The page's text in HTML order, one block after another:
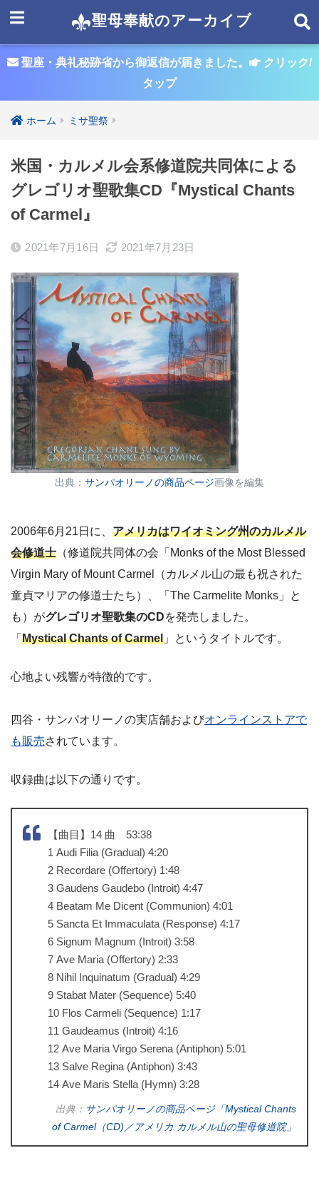
聖母奉献のアーカイブ
聖座・典礼秘跡省から御返信が届きました。
クリック/
タップ
ホーム ミサ聖祭
米国・カルメル会系修道院共同体による
グレゴリオ聖歌集CD『Mystical Chants
of Carmel』
2021年7月16日 2021年7月23日
出典： サンパオリーノの商品ページ画像を編集
2006年6月21日に、 アメリカはワイオミング州のカルメル
会修道士 （修道院共同体の会「Monks of the Most Blessed
Virgin Mary of Mount Carmel（カルメル山の最も祝された
童貞マリアの修道士たち）、「The Carmelite Monks」と
も）がグレゴリオ聖歌集のCDを発売しました。
「 Mystical Chants of Carmel 」というタイトルです。
心地よい残響が特徴的です。
四谷・サンパオリーノの実店舗およびオンラインストアで
も販売されています。
収録曲は以下の通りです。
【曲目】14 曲 53:38
1 Audi Filia (Gradual) 4:20
2 Recordare (Offertory) 1:48
3 Gaudens Gaudebo (Introit) 4:47
4 Beatam Me Dicent (Communion) 4:01
5 Sancta Et Immaculata (Response) 4:17
6 Signum Magnum (Introit) 3:58
7 Ave Maria (Offertory) 2:33
8 Nihil Inquinatum (Gradual) 4:29
9 Stabat Mater (Sequence) 5:40
10 Flos Carmeli (Sequence) 1:17
11 Gaudeamus (Introit) 4:16
12 Ave Maria Virgo Serena (Antiphon) 5:01
13 Salve Regina (Antiphon) 3:43
14 Ave Maris Stella (Hymn) 3:28
出典： サンパオリーノの商品ページ「Mystical Chants
of Carmel（CD)／アメリカ カルメル山の聖母修道院」